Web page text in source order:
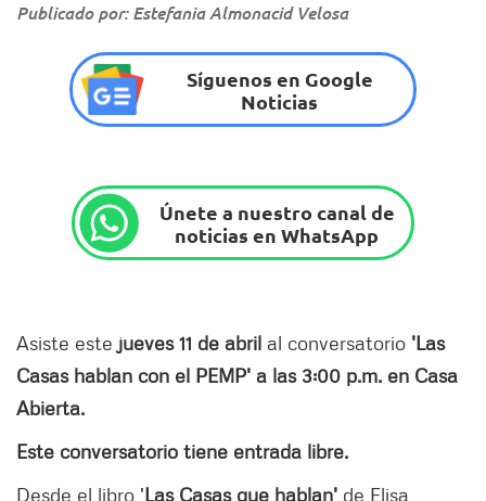
Publicado por: Estefania Almonacid Velosa
Síguenos en Google
Noticias
Únete a nuestro canal de
noticias en WhatsApp
Asiste este jueves 11 de abril al conversatorio 'Las
Casas hablan con el PEMP' a las 3:00 p.m. en Casa
Abierta.
Este conversatorio tiene entrada libre.
Desde el libro 'Las Casas que hablan' de Elisa